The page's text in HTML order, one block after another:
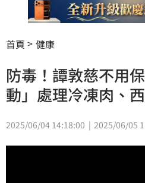
首頁 健康
防毒！譚敦慈不用
動」處理冷凍肉、
2025/06/04 14:18:00 2025/06/05